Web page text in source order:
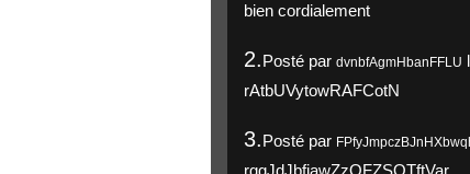
bien cordialement
2.Posté par dvnbfAgmHbanFFLU
rAtbUVytowRAFCotN
3.Posté par
rggJdJbfjawZzOFZSOTftVar